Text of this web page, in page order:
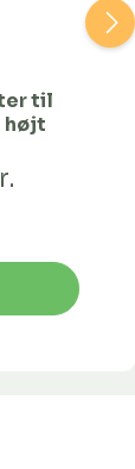
til
højt